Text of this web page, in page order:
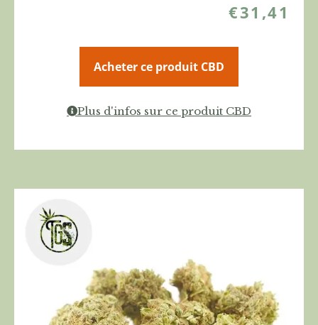
€31,41
Acheter ce produit CBD
Plus d'infos sur ce produit CBD